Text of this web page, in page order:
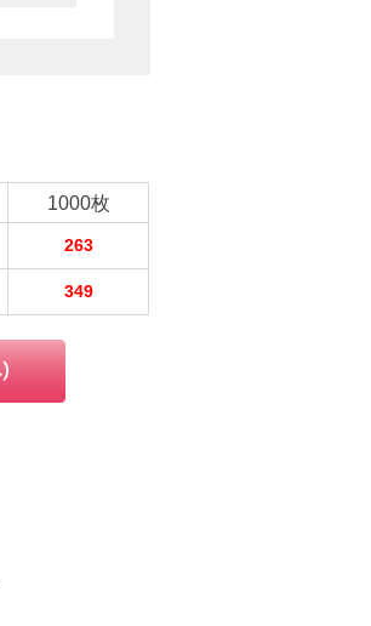
1000枚
263
349